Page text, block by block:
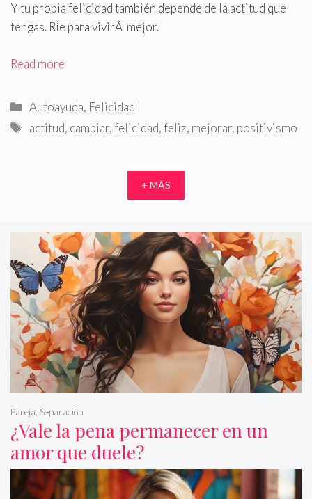
Y tu propia felicidad también depende de la actitud que
tengas. Ríe para vivirÂ mejor.
Read more
Categorías
Autoayuda, Felicidad
Etiquetas
actitud, cambiar,felicidad,feliz, mejorar, positivismo
+ MÁS
¿Vale la pena permanecer en un
amor que duele?
Pareja Separación